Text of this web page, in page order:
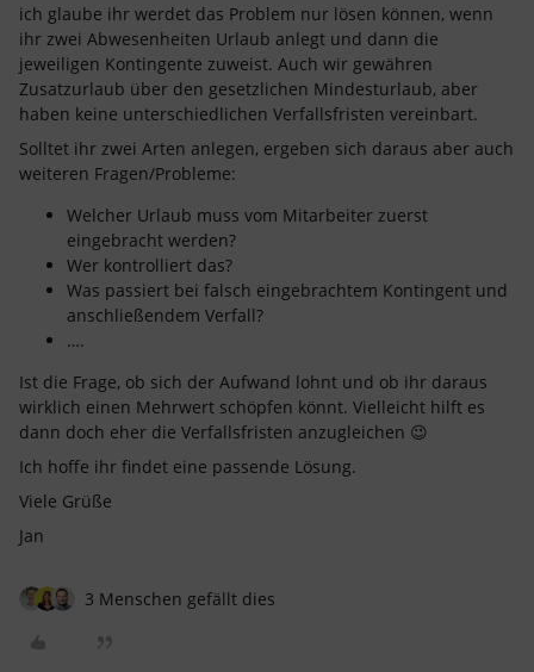
ich glaube ihr werdet das Problem nur lösen können, wenn
ihr zwei Abwesenheiten Urlaub anlegt und dann die
jeweiligen Kontingente zuweist. Auch wir gewähren
Zusatzurlaub über den gesetzlichen Mindesturlaub, aber
haben keine unterschiedlichen Verfallsfristen vereinbart.
Solltet ihr zwei Arten anlegen, ergeben sich daraus aber auch
weiteren Fragen/Probleme:
Welcher Urlaub muss vom Mitarbeiter zuerst
eingebracht werden?
Wer kontrolliert das?
Was passiert bei falsch eingebrachtem Kontingent und
anschließendem Verfall?
….
Ist die Frage, ob sich der Aufwand lohnt und ob ihr daraus
wirklich einen Mehrwert schöpfen könnt. Vielleicht hilft es
dann doch eher die Verfallsfristen anzugleichen 😉
Ich hoffe ihr findet eine passende Lösung.
Viele Grüße
Jan
3 Menschen gefällt dies